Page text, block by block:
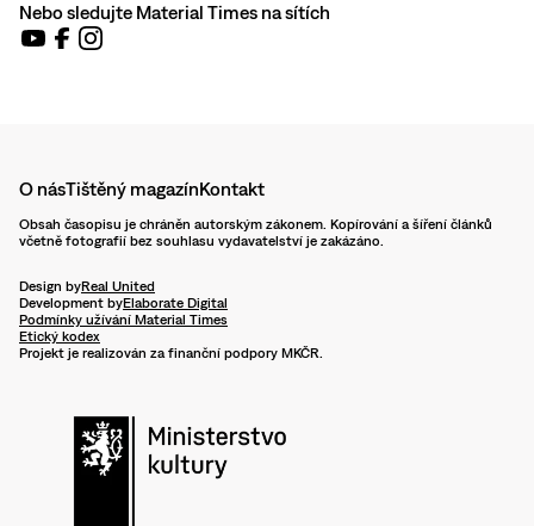
Nebo sledujte Material Times na sítích
O násTištěný magazínKontakt
Obsah časopisu je chráněn autorským zákonem. Kopírování a šíření článků
včetně fotografií bez souhlasu vydavatelství je zakázáno.
Design byReal United
Development byElaborate Digital
Podmínky užívání Material Times
Etický kodex
Projekt je realizován za finanční podpory MKČR.